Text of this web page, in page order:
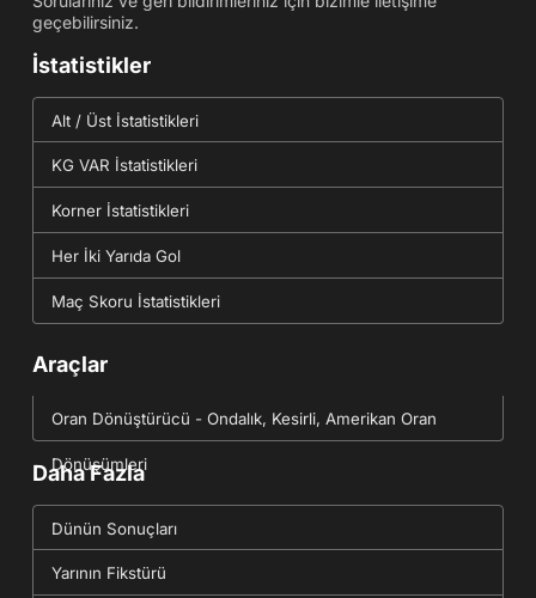
geçebilirsiniz.
İstatistikler
Alt / Üst İstatistikleri
KG VAR İstatistikleri
Korner İstatistikleri
Her İki Yarıda Gol
Maç Skoru İstatistikleri
Araçlar
Oran Dönüştürücü - Ondalık, Kesirli, Amerikan Oran
Dönüşümleri
Daha Fazla
Dünün Sonuçları
Yarının Fikstürü